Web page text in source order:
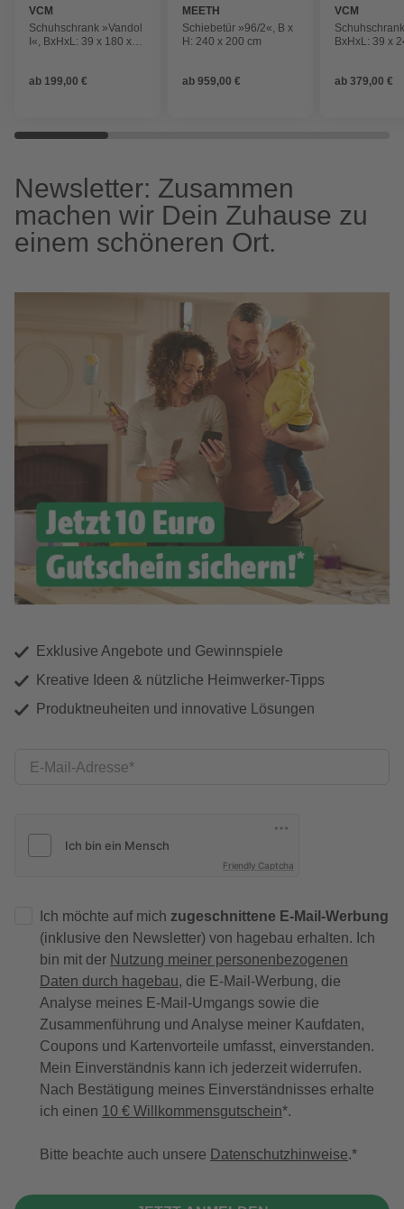
VCM
Schuhschrank »Vandol
I«, BxHxL: 39 x 180 x
ab 199,00 €
MEETH
Schiebetür »96/2«, B x
H: 240 x 200 cm
ab 959,00 €
VCM
BxHxL: 39 x
ab379,00 €
Newsletter: Zusammen
machen wir Dein Zuhause zu
einem schöneren Ort.
Exklusive Angebote und Gewinnspiele
Kreative Ideen & nützliche Heimwerker-Tipps
Produktneuheiten und innovative Lösungen
E-Mail-Adresse
Friendly Captcha
Ich möchte auf mich zugeschnittene E-Mail-Werbung
(inklusive den Newsletter) von hagebau erhalten. Ich
bin mit der Nutzung meiner personenbezogenen
Daten durch hagebau, die E-Mail-Werbung, die
Analyse meines E-Mail-Umgangs sowie die
Zusammenführung und Analyse meiner Kaufdaten,
Coupons und Kartenvorteile umfasst, einverstanden.
Mein Einverständnis kann ich jederzeit widerrufen.
Nach Bestätigung meines Einverständnisses erhalte
ich einen 10 € Willkommensgutschein*.
Bitte beachte auch unsere Datenschutzhinweise.